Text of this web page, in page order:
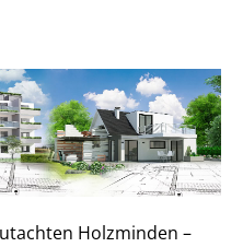
Holzminden –